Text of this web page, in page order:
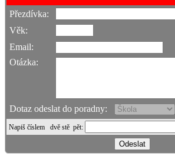
Přezdívka:
Věk:
Email:
Otázka:
Dotaz odeslat do poradny:
Napiš číslem dvě stě pět: